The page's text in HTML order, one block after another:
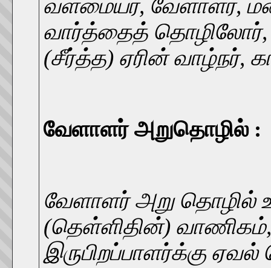
வளமையர், வேளாளர்,
வார்த்தைத்
(சீர்த்த) ஏரின் வாழ்நர்,
வேளாளர் அறுதொழில் :
வேளாளர் அறு தொழில்
(தெள்ளிதின்) வாணிகம்,
இருபிறப்பாளர்க்கு